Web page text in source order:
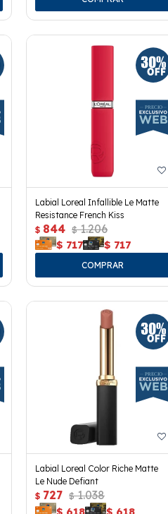
Labial Loreal Infallible Le Matte
Resistance French Kiss
$ 844 $ 1.206
$ 717 $ 717
Labial Loreal Color Riche Matte
Le Nude Defiant
$ 727 $ 1.038
$ 618 $ 618